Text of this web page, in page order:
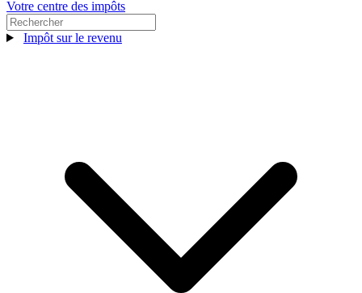
Votre centre des impôts
Impôt sur le revenu